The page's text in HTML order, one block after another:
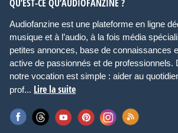
QU’EST-CE QU’AUDIOFANZINE ?
Audiofanzine est une plateforme en ligne
musique et à l’audio, à la fois média
petites annonces, base de connaissances
active de passionnés et de professionnels.
notre vocation est simple : aider au
prof... Lire la suite